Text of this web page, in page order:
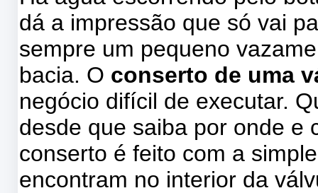
dá a impressão que só vai
sempre um pequeno
bacia. O conserto de uma
negócio difícil de executar.
desde que saiba por onde e
conserto é feito com a
encontram no interior da